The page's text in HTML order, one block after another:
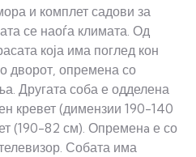
и комплет садови за
се наоѓа климата. Од
која има поглед кон
дворот, опремена со
Другата соба е одделена
кревет (димензии 190-140
(190-82 см). Опременa е со
Собата има